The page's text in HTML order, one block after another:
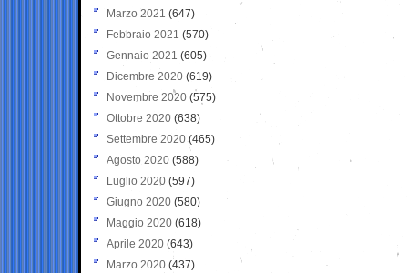
Marzo 2021 (647)
Febbraio 2021 (570)
Gennaio 2021 (605)
Dicembre 2020 (619)
Novembre 2020 (575)
Ottobre 2020 (638)
Settembre 2020(465)
Agosto 2020 (588)
Luglio 2020 (597)
Giugno 2020 (580)
Maggio 2020 (618)
Aprile 2020 (643)
Marzo 2020 (437)